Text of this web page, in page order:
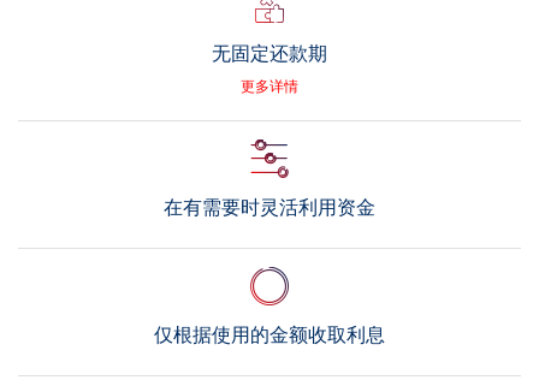
无固定还款期
更多详情
在有需要时灵活利用资金
仅根据使用的金额收取利息